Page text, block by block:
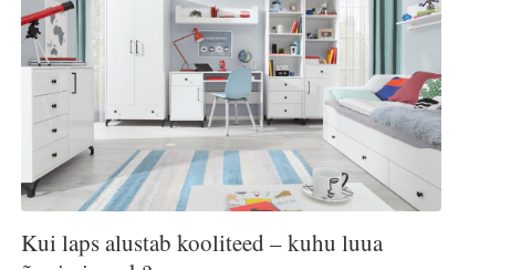
Kui laps alustab kooliteed – kuhu luua